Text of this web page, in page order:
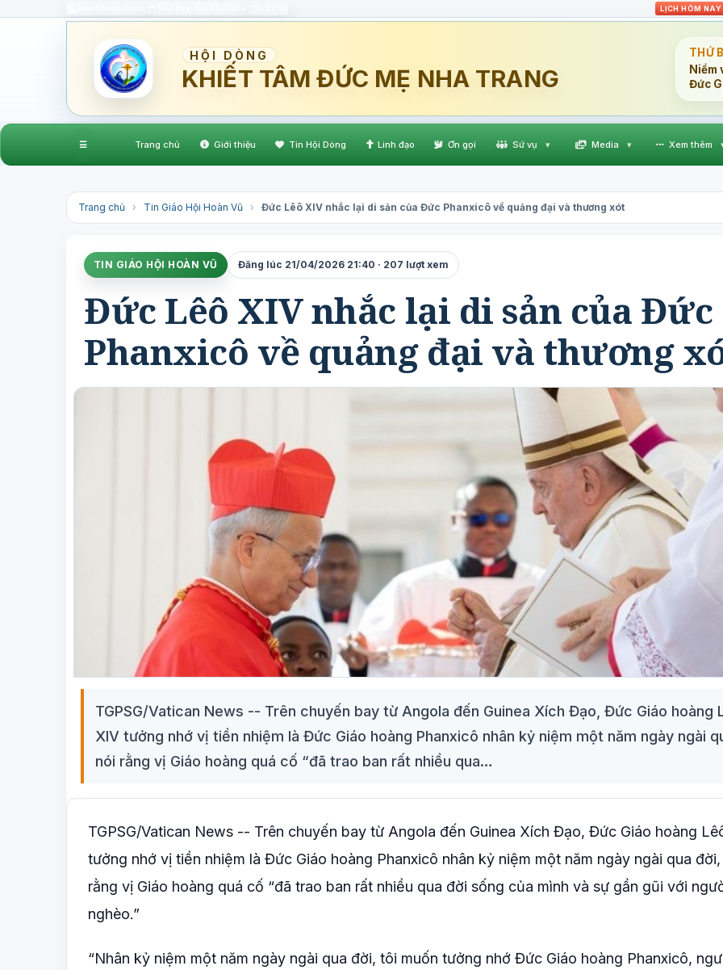
LỊCH HÔM NAY
HỘI DÒNG
KHIẾT TÂM ĐỨC MẸ NHA TRANG
THỨ
Niềm
Đức
☰ Trang chủ Giới thiệu Tin Hội Dòng Linh đạo Ơn gọi Sứ vụ ▾ Media ▾ Xem thêm
Trang chủ › Tin Giáo Hội Hoàn Vũ › Đức Lêô XIV nhắc lại di sản của Đức Phanxicô về quảng đại và thương xót
TIN GIÁO HỘI HOÀN VŨ Đăng lúc 21/04/2026 21:40 · 207 lượt xem
Đức Lêô XIV nhắc lại di sản của Đức
Phanxicô về quảng đại và thương
TGPSG/Vatican News -- Trên chuyến bay từ Angola đến Guinea Xích Đạo, Đức Giáo hoàng
XIV tưởng nhớ vị tiền nhiệm là Đức Giáo hoàng Phanxicô nhân kỷ niệm một năm ngày ngài
nói rằng vị Giáo hoàng quá cố “đã trao ban rất nhiều qua…
TGPSG/Vatican News -- Trên chuyến bay từ Angola đến Guinea Xích Đạo, Đức Giáo hoàng
tưởng nhớ vị tiền nhiệm là Đức Giáo hoàng Phanxicô nhân kỷ niệm một năm ngày ngài qua đời,
rằng vị Giáo hoàng quá cố “đã trao ban rất nhiều qua đời sống của mình và sự gần gũi với
nghèo.”
“Nhân kỷ niệm một năm ngày ngài qua đời, tôi muốn tưởng nhớ Đức Giáo hoàng Phanxicô,